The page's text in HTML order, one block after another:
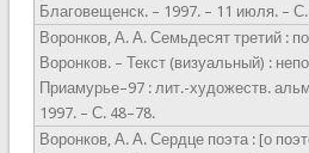
Благовещенск. – 1997. – 11 июля. –
Воронков, А. А. Семьдесят третий :
Воронков. – Текст (визуальный) :
Приамурье–97 : лит.-художеств.
1997. – С. 48–78.
Воронков, А. А. Сердце поэта : [о